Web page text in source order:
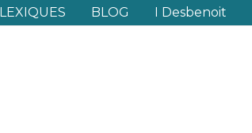
BLOG I Desbenoit